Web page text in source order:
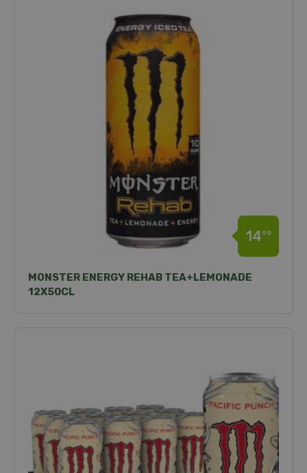
MONSTER ENERGY REHAB TEA+LEMONADE
12X50CL
1499